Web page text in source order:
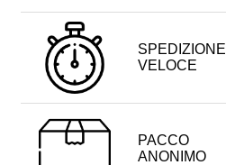
SPEDIZIONE
VELOCE
PACCO
ANONIMO